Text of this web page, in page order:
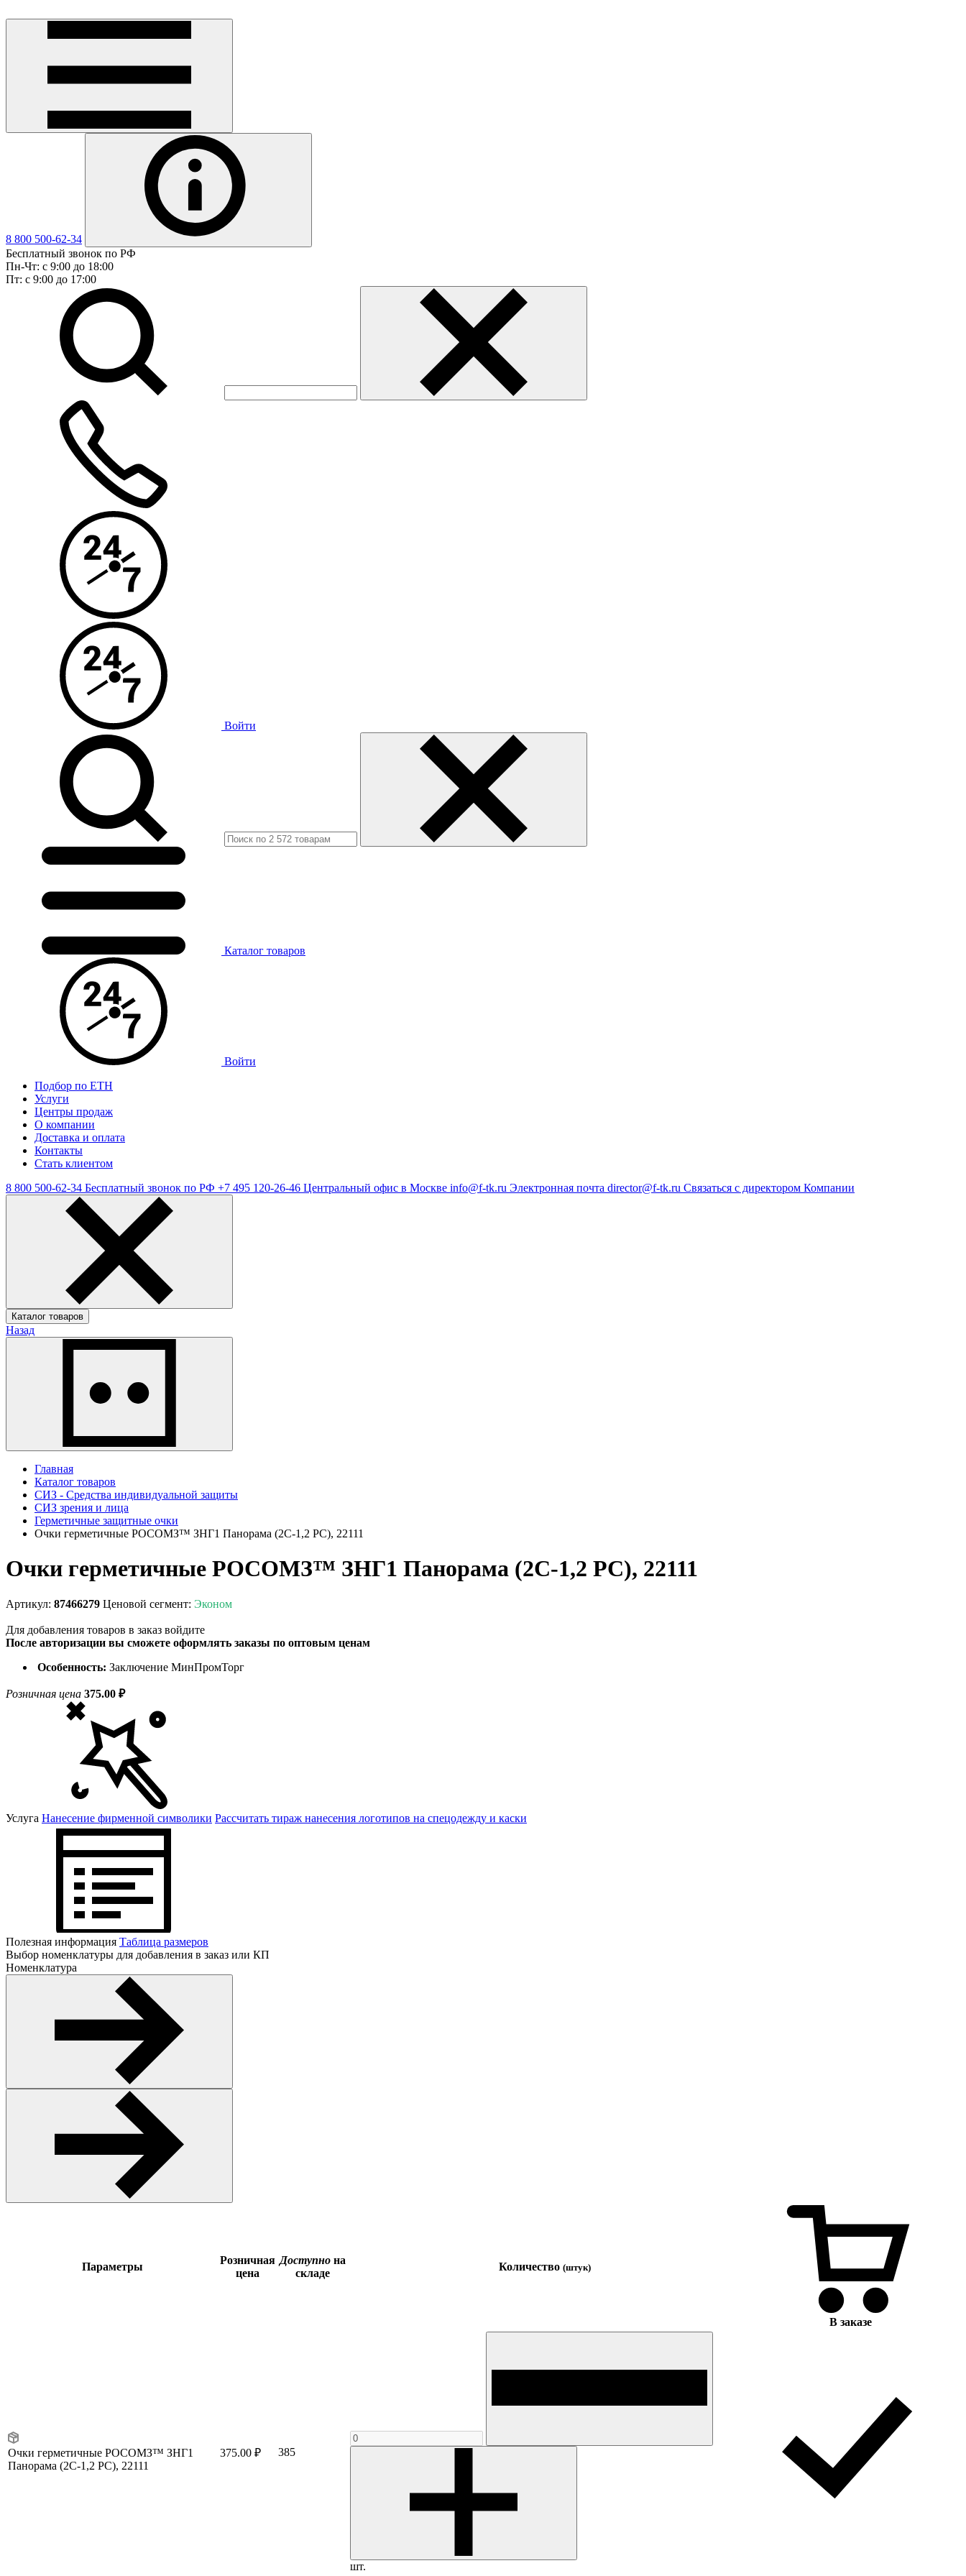
8 800 500-62-34
Бесплатный звонок по РФ
Пн-Чт: с 9:00 до 18:00
Пт: с 9:00 до 17:00
Войти
Каталог товаров
Войти
Подбор по ЕТН
Услуги
Центры продаж
О компании
Доставка и оплата
Контакты
Стать клиентом
8 800 500-62-34 Бесплатный звонок по РФ +7 495 120-26-46 Центральный офис в Москве info@f-tk.ru Электронная почта director@f-tk.ru Связаться с директором Компании
Каталог товаров
Назад
Главная
Каталог товаров
СИЗ - Средства индивидуальной защиты
СИЗ зрения и лица
Герметичные защитные очки
Очки герметичные РОСОМЗ™ ЗНГ1 Панорама (2C-1,2 PC), 22111
Очки герметичные РОСОМЗ™ ЗНГ1 Панорама (2C-1,2 PC), 22111
Артикул: 87466279 Ценовой сегмент: Эконом
Для добавления товаров в заказ войдите
После авторизации вы сможете оформлять заказы по оптовым ценам
Особенность: Заключение МинПромТорг
Розничная цена 375.00 ₽
Услуга Нанесение фирменной символики Рассчитать тираж нанесения логотипов на спецодежду и каски
Полезная информация Таблица размеров
Выбор номенклатуры для добавления в заказ или КП
Номенклатура
Параметры
Розничная
цена
Доступно на
складе
Количество (штук)
В заказе
Очки герметичные РОСОМЗ™ ЗНГ1
Панорама (2C-1,2 PC), 22111
375.00 ₽ 385
шт.